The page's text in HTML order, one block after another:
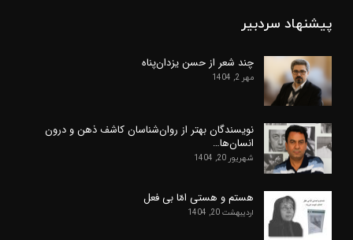
پیشنهاد سردبیر
چند شعر از حسن یزدان‌پناه
مهر 2, 1404
نویسندگان بهتر از روان‌شناسان کاشف ذهن و درون
انسان‌ها…
شهریور 20, 1404
هستم و هستی امّا بی فعل
اردیبهشت 20, 1404